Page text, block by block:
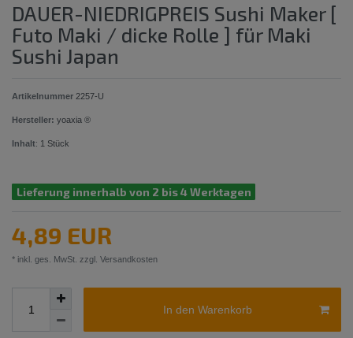
DAUER-NIEDRIGPREIS Sushi Maker [
Futo Maki / dicke Rolle ] für Maki
Sushi Japan
Artikelnummer 2257-U
Hersteller: yoaxia ®
Inhalt: 1 Stück
Lieferung innerhalb von 2 bis 4 Werktagen
4,89 EUR
* inkl. ges. MwSt. zzgl. Versandkosten
In den Warenkorb